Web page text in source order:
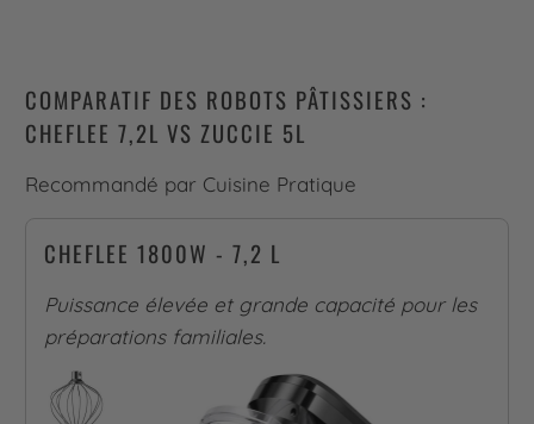
COMPARATIF DES ROBOTS PÂTISSIERS :
CHEFLEE 7,2L VS ZUCCIE 5L
Recommandé par Cuisine Pratique
CHEFLEE 1800W - 7,2 L
Puissance élevée et grande capacité pour les
préparations familiales.